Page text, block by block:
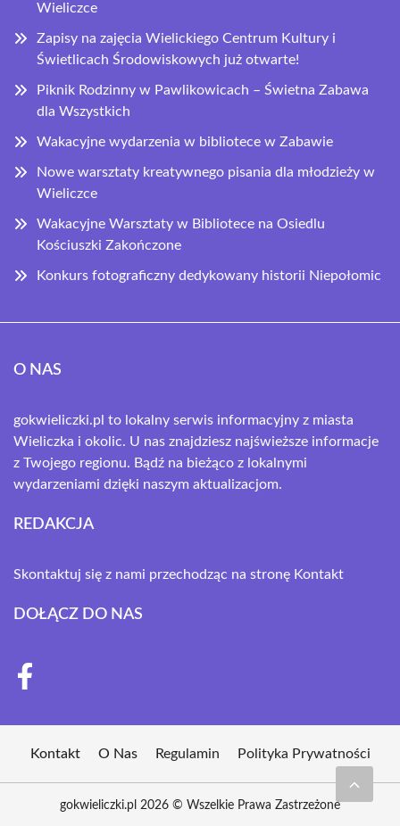
Wieliczce
Zapisy na zajęcia Wielickiego Centrum Kultury i
Świetlicach Środowiskowych już otwarte!
Piknik Rodzinny w Pawlikowicach – Świetna Zabawa
dla Wszystkich
Wakacyjne wydarzenia w bibliotece w Zabawie
Nowe warsztaty kreatywnego pisania dla młodzieży w
Wieliczce
Wakacyjne Warsztaty w Bibliotece na Osiedlu
Kościuszki Zakończone
Konkurs fotograficzny dedykowany historii Niepołomic
O NAS
gokwieliczki.pl to lokalny serwis informacyjny z miasta
Wieliczka i okolic. U nas znajdziesz najświeższe informacje
z Twojego regionu. Bądź na bieżąco z lokalnymi
wydarzeniami dzięki naszym aktualizacjom.
REDAKCJA
Skontaktuj się z nami przechodząc na stronę Kontakt
DOŁĄCZ DO NAS
Kontakt O Nas Regulamin Polityka Prywatności
gokwieliczki.pl 2026 © Wszelkie Prawa Zastrzeżone